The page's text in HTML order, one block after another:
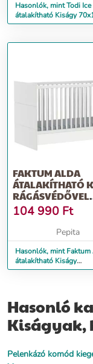
Hasonlók, mint Todi Ice
átalakítható Kiságy
bézs
FAKTUM ALDA
ÁTALAKÍTHATÓ
RÁGÁSVÉDŐVEL
70X140CM - FEHÉR
104 990 Ft
Pepita
Hasonlók, mint
átalakítható Kiságy
rágásvédővel
Hasonló
Kiságyak,
Pelenkázó komód